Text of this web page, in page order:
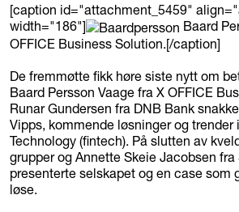
[caption id="attachment_5459"
width="186"]
Baard
OFFICE Business Solution.[/caption]
De fremmøtte fikk høre siste nytt om
Baard Persson Vaage fra X OFFICE
Runar Gundersen fra DNB Bank
Vipps, kommende løsninger og trender
Technology (fintech). På slutten av
grupper og Annette Skeie Jacobsen fra
presenterte selskapet og en case som
løse.